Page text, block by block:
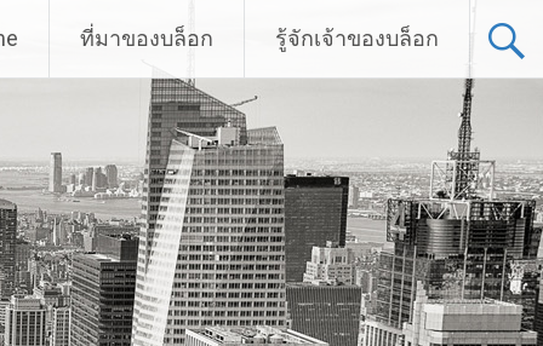
ที่มาของบล็อก รู้จักเจ้าของบล็อก